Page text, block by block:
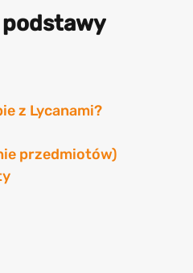
z Lycanami?
przedmiotów)